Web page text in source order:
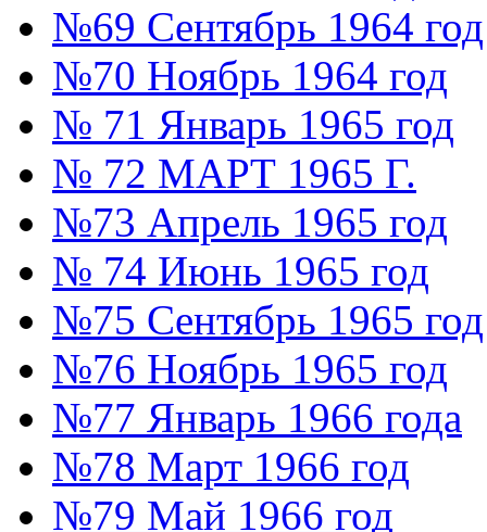
№69 Сентябрь 1964 год
№70 Ноябрь 1964 год
№ 71 Январь 1965 год
№ 72 МАРТ 1965 Г.
№73 Апрель 1965 год
№ 74 Июнь 1965 год
№75 Сентябрь 1965 год
№76 Ноябрь 1965 год
№77 Январь 1966 года
№78 Март 1966 год
№79 Май 1966 год